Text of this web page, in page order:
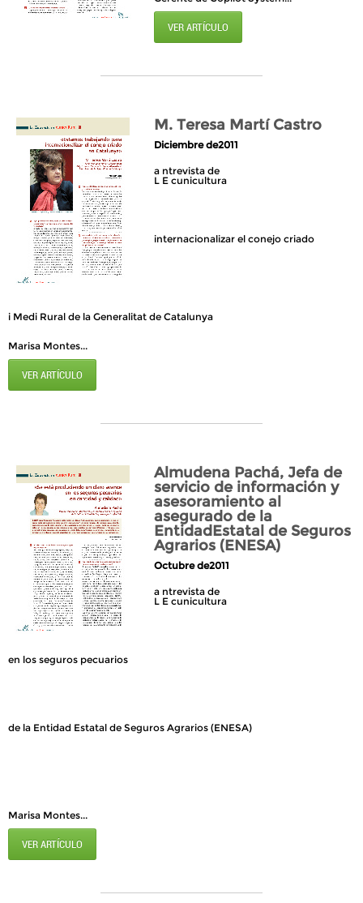
VER ARTÍCULO
M. Teresa Martí Castro
Diciembre de2011
a ntrevista de
L E cunicultura
internacionalizar el conejo criado
i Medi Rural de la Generalitat de Catalunya
Marisa Montes...
VER ARTÍCULO
Almudena Pachá, Jefa de
servicio de información y
asesoramiento al
asegurado de la
EntidadEstatal de Seguros
Agrarios (ENESA)
Octubre de2011
a ntrevista de
L E cunicultura
en los seguros pecuarios
de la Entidad Estatal de Seguros Agrarios (ENESA)
Marisa Montes...
VER ARTÍCULO